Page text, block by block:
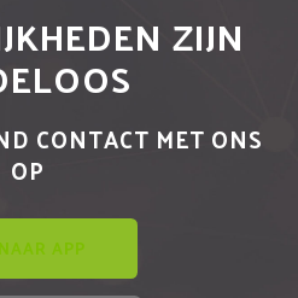
ZIJN
CONTACT MET ONS
OP
APP